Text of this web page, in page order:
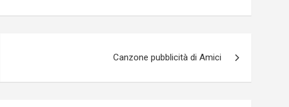
Canzone pubblicità di Amici